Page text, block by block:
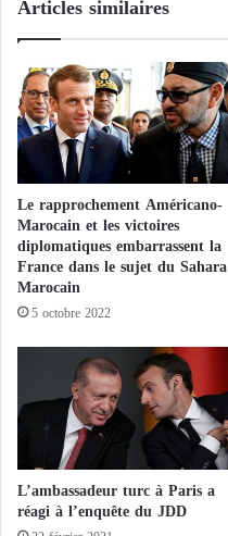
d
a
a
h
,
m
a
r
q
u
é
u
n
i
l
é
e
n
n
u
v
e
a
p
r
o
g
r
a
m
a
e
a
u
Le rapprochement Américano-
Marocain et les victoires
diplomatiques embarrassent la
France dans le sujet du Sahara
Marocain
5 octobre 2022
L’ambassadeur turc à Paris a
réagi à l’enquête du JDD